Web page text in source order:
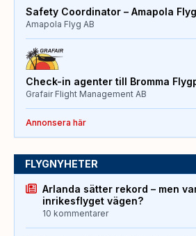
Safety Coordinator – Amapola
Amapola Flyg AB
Check-in agenter till Bromma
Grafair Flight Management AB
Annonsera här
FLYGNYHETER
Arlanda sätter rekord – men
inrikesflyget vägen?
10 kommentarer